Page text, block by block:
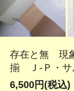
存在と無 現
揃 Ｊ-Ｐ・サ
6,500円(税込)